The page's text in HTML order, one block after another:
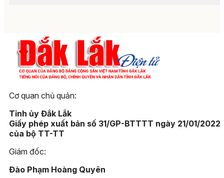
Cơ quan chủ quản:
Tỉnh ủy Đắk Lắk
Giấy phép xuất bản số 31/GP-BTTTT ngày 21/01/2022
của bộ TT-TT
Giám đốc:
Đào Phạm Hoàng Quyên